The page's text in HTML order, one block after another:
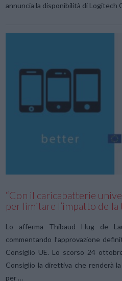
annuncia la disponibilità di Logitech
“Con il caricabatterie
per limitare l’impatto della
Lo afferma Thibaud Hug de
commentando l’approvazione
Consiglio UE. Lo scorso 24
Consiglio la direttiva che renderà
per …